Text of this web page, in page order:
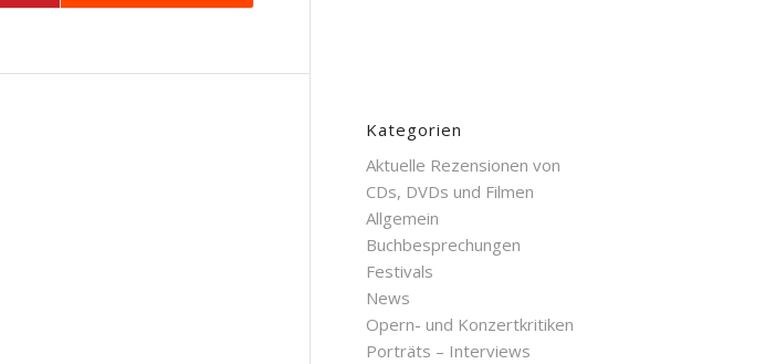
Kategorien
Aktuelle Rezensionen von
CDs, DVDs und Filmen
Allgemein
Buchbesprechungen
Festivals
News
Opern- und Konzertkritiken
Porträts – Interviews